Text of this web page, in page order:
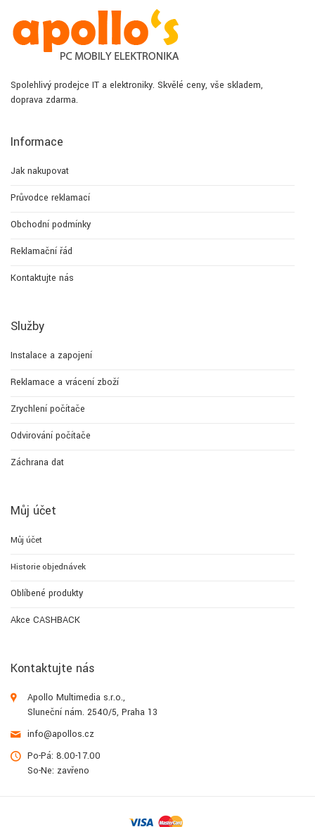
Spolehlivý prodejce IT a elektroniky. Skvělé ceny, vše skladem,
doprava zdarma.
Informace
Jak nakupovat
Průvodce reklamací
Obchodní podmínky
Reklamační řád
Kontaktujte nás
Služby
Instalace a zapojení
Reklamace a vrácení zboží
Zrychlení počítače
Odvirování počítače
Záchrana dat
Můj účet
Můj účet
Historie objednávek
Oblíbené produkty
Akce CASHBACK
Kontaktujte nás
Apollo Multimedia s.r.o.,
Sluneční nám. 2540/5, Praha 13
info@apollos.cz
Po-Pá: 8.00-17.00
So-Ne: zavřeno